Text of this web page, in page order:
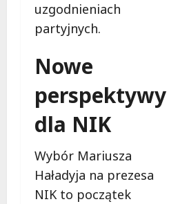
uzgodnieniach
partyjnych.
Nowe
perspektywy
dla NIK
Wybór Mariusza
Haładyja na prezesa
NIK to początek